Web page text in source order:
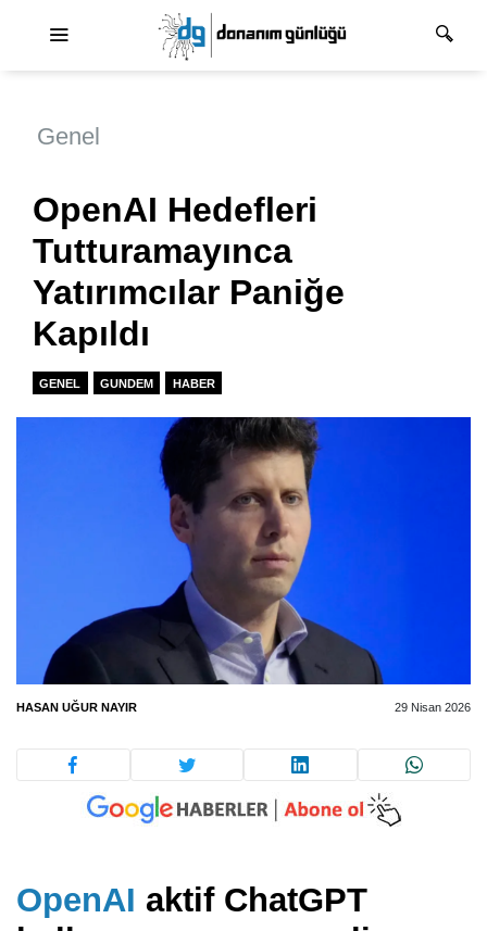
Genel
OpenAI Hedefleri
Tutturamayınca
Yatırımcılar Paniğe
Kapıldı
GENEL GUNDEM HABER
HASAN UĞUR NAYIR 29 Nisan 2026
OpenAI aktif ChatGPT